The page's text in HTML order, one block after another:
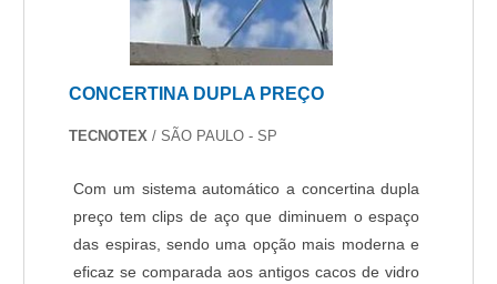
CONCERTINA DUPLA PREÇO
TECNOTEX / SÃO PAULO - SP
Com um sistema automático a concertina dupla
preço tem clips de aço que diminuem o espaço
das espiras, sendo uma opção mais moderna e
eficaz se comparada aos antigos cacos de vidro